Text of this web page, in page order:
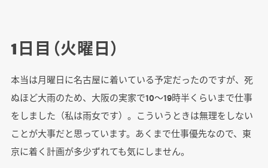
1日目（火曜日）
本当は月曜日に名古屋に着いている予定だったのですが、死
ぬほど大雨のため、大阪の実家で10～19時半くらいまで仕事
をしました（私は雨女です）。こういうときは無理をしない
ことが大事だと思っています。あくまで仕事優先なので、東
京に着く計画が多少ずれても気にしません。